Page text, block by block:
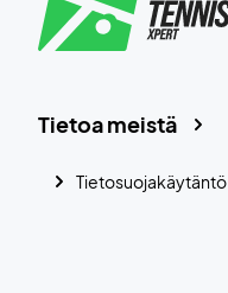
Tietoa meistä
Tietosuojakäytäntö